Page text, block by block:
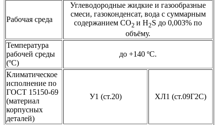
Рабочая среда
Углеводородные жидкие и газообразные
смеси, газоконденсат, вода с суммарным
содержанием СО2 и Н2S до 0,003% по
объёму.
Температура
рабочей среды
(ºС)
до +140 ºС.
Климатическое
исполнение по
ГОСТ 15150-69
(материал
корпусных
деталей)
У1 (ст.20) ХЛ1 (ст.09Г2С)